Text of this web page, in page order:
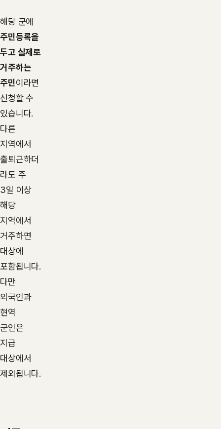
해당 군에
주민등록을
두고 실제로
거주하는
주민이라면
신청할 수
있습니다.
다른
지역에서
출퇴근하더
라도 주
3일 이상
해당
지역에서
거주하면
대상에
포함됩니다.
다만
외국인과
현역
군인은
지급
대상에서
제외됩니다.